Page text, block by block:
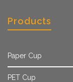
Products
Paper Cup
PET Cup